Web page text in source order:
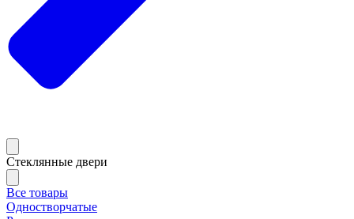
Стеклянные двери
Все товары
Одностворчатые